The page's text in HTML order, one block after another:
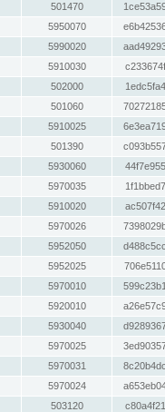
501470
5950070
5990020
5910030
502000
501060
5910025
501390
5930060
5970035
5910020
5970026
5952050
5952025
5970010
5920010
5930040
5970025
5970031
5970024
503120